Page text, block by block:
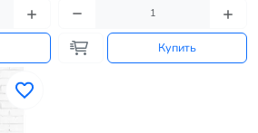
Купить